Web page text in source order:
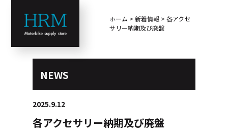
ホーム > 新着情報 > 各アクセ
サリー納期及び廃盤
NEWS
2025.9.12
各アクセサリー納期及び廃盤